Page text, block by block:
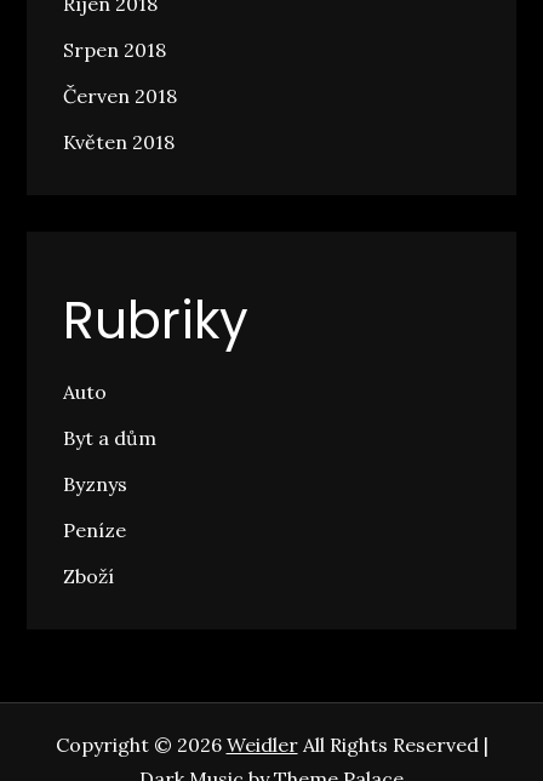
Srpen 2018
Červen 2018
Květen 2018
Rubriky
Auto
Byt a dům
Byznys
Peníze
Zboží
Copyright © 2026 WeidlerAll Rights Reserved |